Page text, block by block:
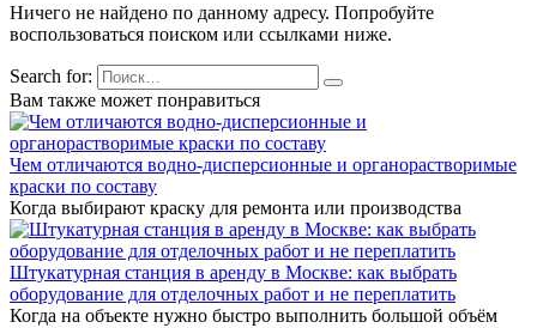
Ничего не найдено по данному адресу. Попробуйте
воспользоваться поиском или ссылками ниже.
Search for:
Вам также может понравиться
Чем отличаются водно-дисперсионные и органорастворимые
краски по составу
Когда выбирают краску для ремонта или производства
Штукатурная станция в аренду в Москве: как выбрать
оборудование для отделочных работ и не переплатить
Когда на объекте нужно быстро выполнить большой объём